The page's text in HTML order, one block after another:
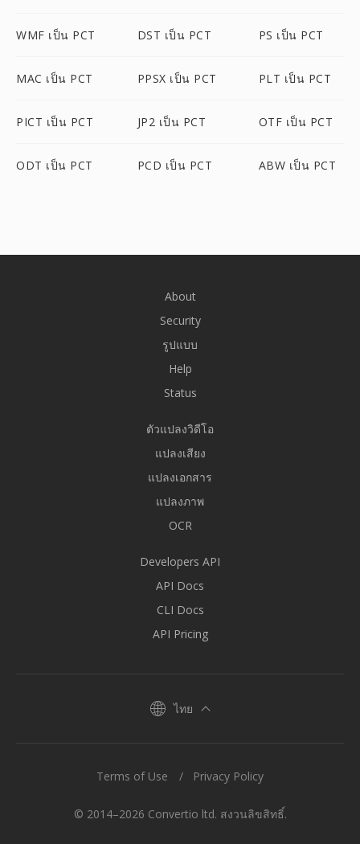
WMF เป็น PCT DST เป็น PCT PS เป็น PCT
MAC เป็น PCT PPSX เป็น PCT PLT เป็น PCT
PICT เป็น PCT JP2 เป็น PCT OTF เป็น PCT
ODT เป็น PCT PCD เป็น PCT ABW เป็น PCT
About
Security
รูปแบบ
Help
Status
ตัวแปลงวิดีโอ
แปลงเสียง
แปลงเอกสาร
แปลงภาพ
OCR
Developers API
API Docs
CLI Docs
API Pricing
ไทย
© 2014–2026 Convertio ltd. สงวนลิขสิทธิ์.
Terms of Use Privacy Policy